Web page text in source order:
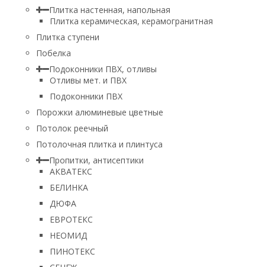
Плитка настенная, напольная
Плитка керамическая, керамогранитная
Плитка ступени
Побелка
Подоконники ПВХ, отливы
Отливы мет. и ПВХ
Подоконники ПВХ
Порожки алюминевые цветные
Потолок реечный
Потолочная плитка и плинтуса
Пропитки, антисептики
АКВАТЕКС
БЕЛИНКА
ДЮФА
ЕВРОТЕКС
НЕОМИД
ПИНОТЕКС